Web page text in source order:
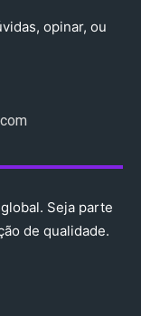
opinar, ou
Seja parte
de qualidade.